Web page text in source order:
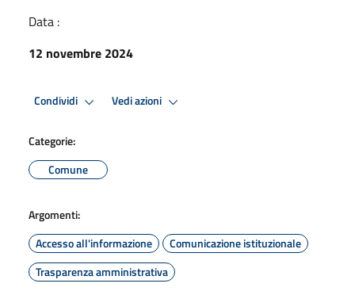
Data :
12 novembre 2024
Condividi Vedi azioni
Categorie:
Comune
Argomenti:
Accesso all'informazione
Comunicazione istituzionale
Trasparenza amministrativa